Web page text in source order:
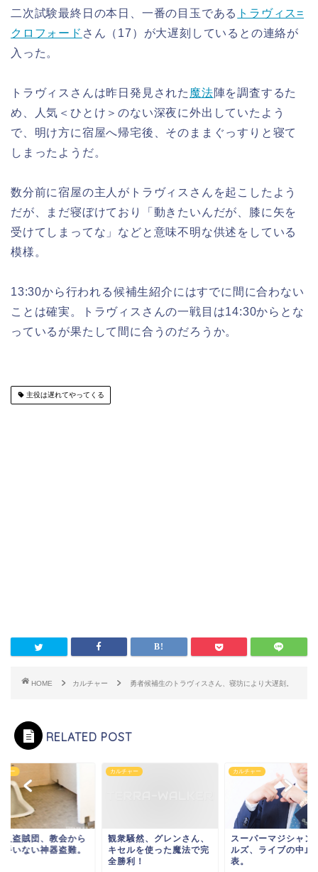
二次試験最終日の本日、一番の目玉である トラヴィス=
クロフォード さん（17）が大遅刻しているとの連絡が
入った。
トラヴィスさんは昨日発見された 魔法陣を調査するた
め、人気＜ひとけ＞のない深夜に外出していたよう
で、明け方に宿屋へ帰宅後、そのままぐっすりと寝て
しまったようだ。
数分前に宿屋の主人がトラヴィスさんを起こしたよう
だが、まだ寝ぼけており「動きたいんだが、膝に矢を
受けてしまってな」などと意味不明な供述をしている
模様。
13:30から行われる候補生紹介にはすでに間に合わない
ことは確実。トラヴィスさんの一戦目は14:30からとな
っているが果たして間に合うのだろうか。
主役は遅れてやってくる
HOME カルチャー 勇者候補生のトラヴィスさん、寝坊により大遅刻。
RELATED POST
ャー
人盗賊団、教会から
手いない神器盗難。
カルチャー
観衆騒然、グレンさん、
キセルを使った魔法で完
全勝利！
カルチャー
スーパーマジシャン
ルズ、ライブの中止
表。